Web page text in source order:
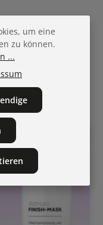
Redaktion
um eine
zu können.
...